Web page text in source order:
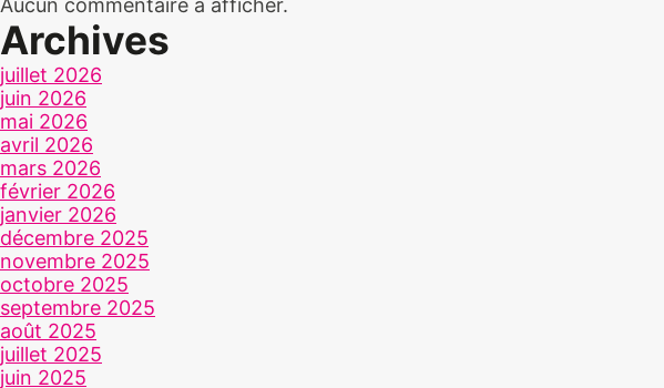
Aucun commentaire à afficher.
Archives
juillet 2026
juin 2026
mai 2026
avril 2026
mars 2026
février 2026
janvier 2026
décembre 2025
novembre 2025
octobre 2025
septembre 2025
août 2025
juillet 2025
juin 2025